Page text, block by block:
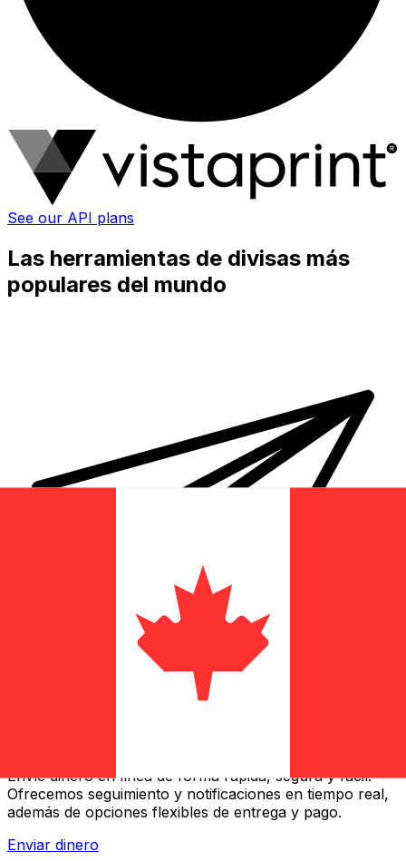
See our API plans
Las herramientas de divisas más
populares del mundo
Envíe dinero en línea de forma rápida, segura y fácil.
Ofrecemos seguimiento y notificaciones en tiempo real,
además de opciones flexibles de entrega y pago.
Enviar dinero